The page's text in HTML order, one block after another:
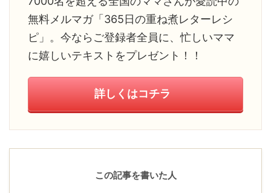
無料メルマガ「365日の重ね煮レターレシ
ピ」。今ならご登録者全員に、忙しいママ
に嬉しいテキストをプレゼント！！
詳しくはコチラ
この記事を書いた人